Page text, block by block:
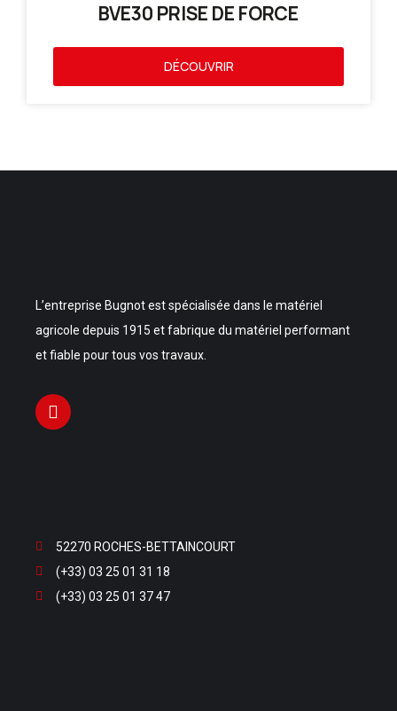
BVE30 PRISE DE FORCE
DÉCOUVRIR
L’entreprise Bugnot est spécialisée dans le matériel
agricole depuis 1915 et fabrique du matériel performant
et fiable pour tous vos travaux.
52270 ROCHES-BETTAINCOURT
(+33) 03 25 01 31 18
(+33) 03 25 01 37 47